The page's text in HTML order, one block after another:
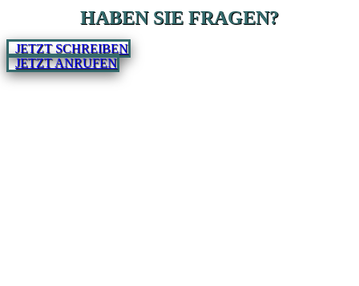
HABEN SIE FRAGEN?
JETZT SCHREIBEN
JETZT ANRUFEN